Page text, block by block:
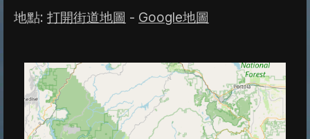
地點: 打開街道地圖 - Google地圖